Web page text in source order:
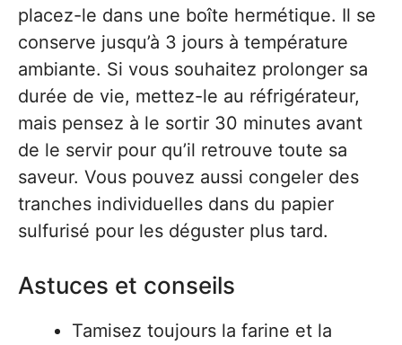
placez-le dans une boîte hermétique. Il se
conserve jusqu’à 3 jours à température
ambiante. Si vous souhaitez prolonger sa
durée de vie, mettez-le au réfrigérateur,
mais pensez à le sortir 30 minutes avant
de le servir pour qu’il retrouve toute sa
saveur. Vous pouvez aussi congeler des
tranches individuelles dans du papier
sulfurisé pour les déguster plus tard.
Astuces et conseils
Tamisez toujours la farine et la